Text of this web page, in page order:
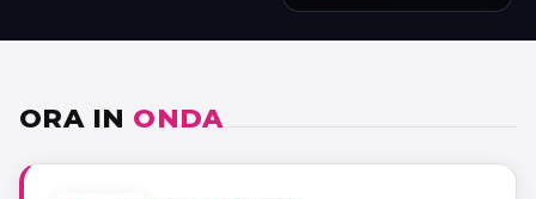
ORA IN ONDA